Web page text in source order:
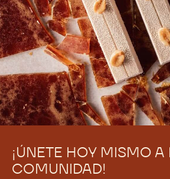
¡ÚNETE HOY MISMO A
COMUNIDAD!